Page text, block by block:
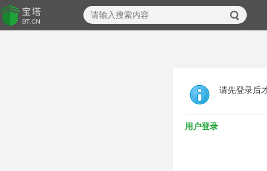
请先登录后
用户登录